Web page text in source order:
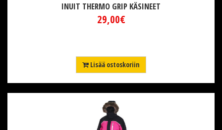
INUIT THERMO GRIP KÄSINEET
29,00€
Lisää ostoskoriin